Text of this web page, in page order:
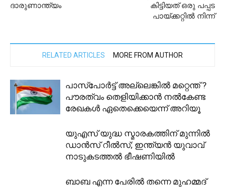
ദാരുണാന്ത്യം
കിട്ടിയത് ഒരു പപ്പട
പായ്ക്കറ്റിൽ നിന്ന്
RELATED ARTICLES MORE FROM AUTHOR
പാസ്പോര്‍ട്ട് അല്ലെങ്കില്‍ മറ്റെന്ത് ?
പൗരത്വം തെളിയിക്കാൻ നല്‍കേണ്ട
രേഖകള്‍ ഏതെക്കെയെന്ന് അറിയൂ
യുഎസ് യുദ്ധ സ്മാരകത്തിന് മുന്നിൽ
ഡാൻസ് റീൽസ്; ഇന്ത്യൻ യുവാവ്
നാടുകടത്തൽ ഭീഷണിയിൽ
ബാബ എന്ന പേരിൽ തന്നെ മുഹമ്മദ്